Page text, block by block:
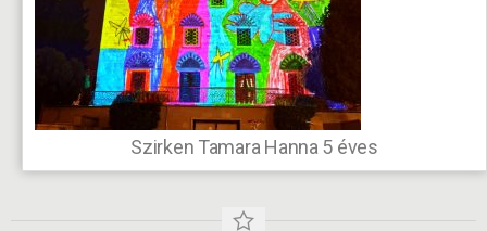
Szirken Tamara Hanna 5 éves